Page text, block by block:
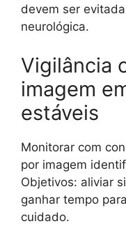
devem ser
neurológica.
Vigilância
imagem
estáveis
Monitorar com
por imagem
Objetivos: aliviar
ganhar tempo
cuidado.